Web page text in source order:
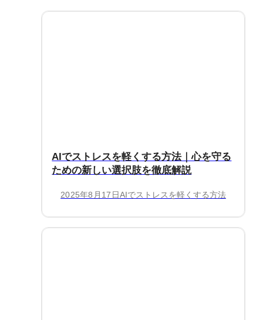
AIでストレスを軽くする方法｜心を守る
ための新しい選択肢を徹底解説
2025年8月17日 AIでストレスを軽くする方法